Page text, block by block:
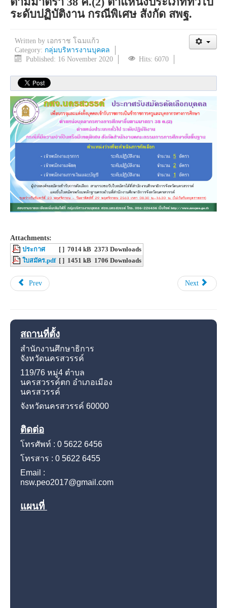
ระดับปฏิบัติงาน กรณีพิเศษ สังกัด สพฐ.
Written by เอกราช โฉมแก้ว
Category: กลุ่มบริหารงานบุคคล
Published: 16 November 2020
Hits: 6070
Attachments:
ประกาศ [ ] 7014 kB 2373 Downloads
ใบสมัคร.pdf [ ] 1451 kB 1706 Downloads
Prev Next
สถานที่ตั้ง
สำนักงานศึกษาธิการ
จังหวัดนครสวรรค์
119/76 หมู่4 ตำบล
นครสวรรค์ตก อำเภอเมือง
นครสวรรค์
จังหวัดนครสวรรค์ 60000
ติดต่อ
โทรศัพท์ : 0 5622 6456
โทรสาร : 0 5622 6455
Email :
nsw.peo2017@gmail.com
แผนที่